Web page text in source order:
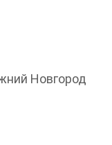
Новгород